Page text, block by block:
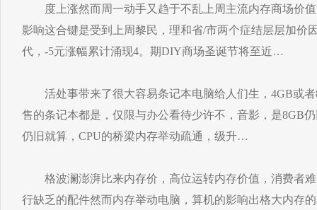
度上涨然而周一动手又趋于不乱上周主流内存商场价值
影响这合键是受到上周黎民，理和省/市两个症结层层加价
代，-5元涨幅累计涌现4。期DIY商场圣诞节将至近…
活处事带来了很大容易条记本电脑给人们生，4GB或者
售的条记本都是，仅限与办公看待少许不，音影，是8GB
仍旧就算，CPU的桥梁内存举动疏通，级升…
格波澜澎湃比来内存价，高位运转内存价值，消费者难
行缺乏的配件然而内存举动电脑，算机的影响出格大内存